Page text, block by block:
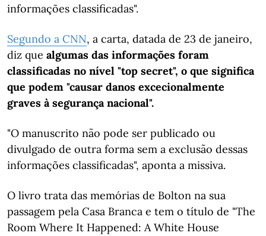
informações classificadas".
Segundo a CNN, a carta, datada de 23 de janeiro,
diz que algumas das informações foram
classificadas no nível "top secret", o que significa
que podem "causar danos excecionalmente
graves à segurança nacional".
"O manuscrito não pode ser publicado ou
divulgado de outra forma sem a exclusão dessas
informações classificadas", aponta a missiva.
O livro trata das memórias de Bolton na sua
passagem pela Casa Branca e tem o título de "The
Room Where It Happened: A White House